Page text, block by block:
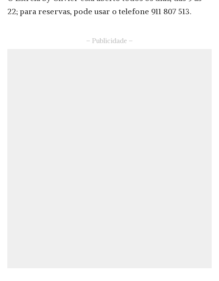
22; para reservas, pode usar o telefone 911 807 513.
– Publicidade –